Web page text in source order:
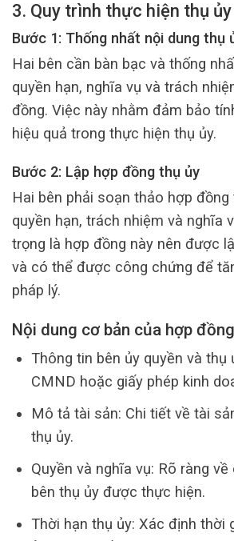
3. Quy trình thực hiện thụ ủy
Bước 1: Thống nhất nội dung thụ
Hai bên cần bàn bạc và thống
quyền hạn, nghĩa vụ và trách
đồng. Việc này nhằm đảm bảo
hiệu quả trong thực hiện thụ ủy.
Bước 2: Lập hợp đồng thụ ủy
Hai bên phải soạn thảo hợp đồng
quyền hạn, trách nhiệm và nghĩa
trọng là hợp đồng này nên được
và có thể được công chứng để
pháp lý.
Nội dung cơ bản của hợp
Thông tin bên ủy quyền và thụ
CMND hoặc giấy phép kinh
Mô tả tài sản: Chi tiết về tài
thụ ủy.
Quyền và nghĩa vụ: Rõ ràng
bên thụ ủy được thực hiện.
Thời hạn thụ ủy: Xác định thời